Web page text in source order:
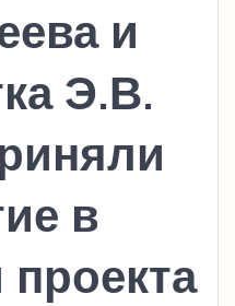
и
Э.В.
в